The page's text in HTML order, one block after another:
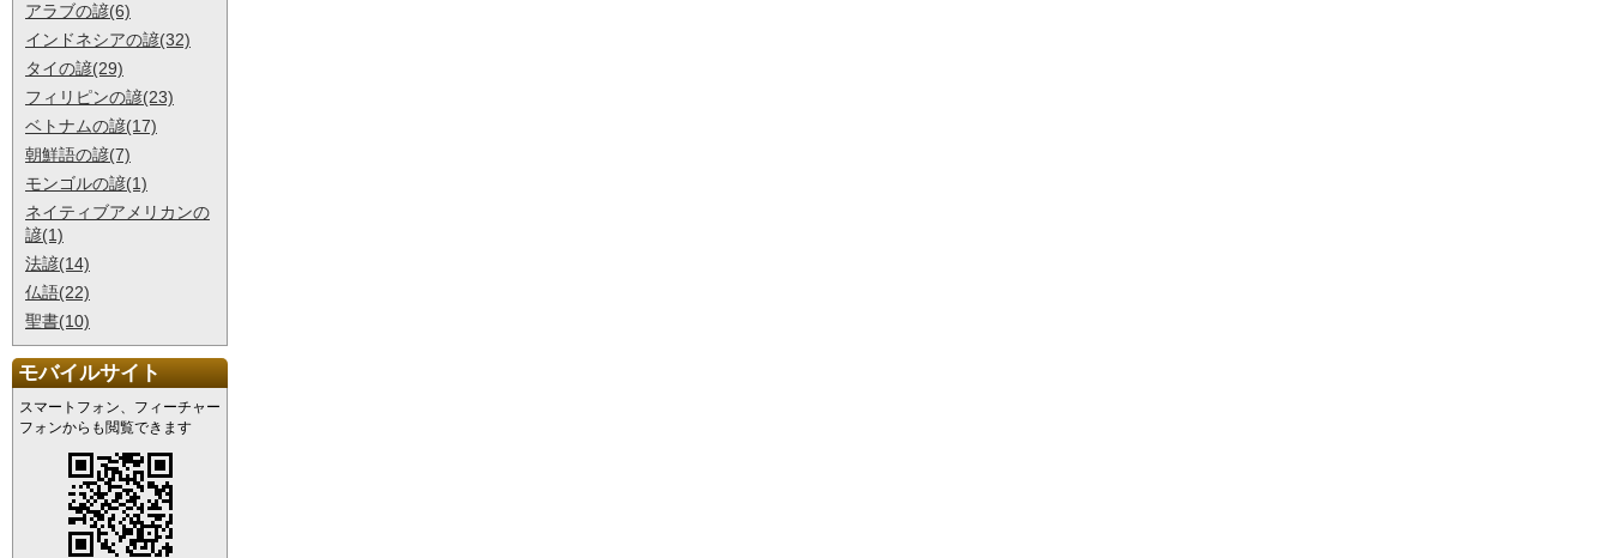
アラブの諺(6)
インドネシアの諺(32)
タイの諺(29)
フィリピンの諺(23)
ベトナムの諺(17)
朝鮮語の諺(7)
モンゴルの諺(1)
ネイティブアメリカンの
諺(1)
法諺(14)
仏語(22)
聖書(10)
モバイルサイト
スマートフォン、フィーチャー
フォンからも閲覧できます